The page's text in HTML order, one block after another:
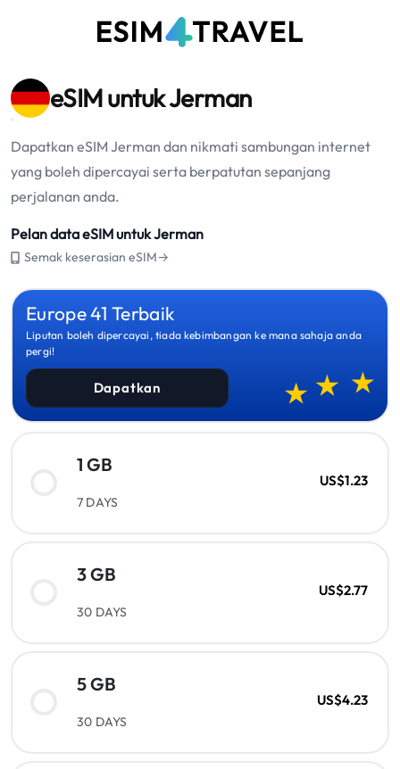
eSIM untuk Jerman
Dapatkan eSIM Jerman dan nikmati sambungan internet
yang boleh dipercayai serta berpatutan sepanjang
perjalanan anda.
Pelan data eSIM untuk Jerman
Semak keserasian eSIM→
Europe 41 Terbaik
Liputan boleh dipercayai, tiada kebimbangan ke mana sahaja anda
pergi!
Dapatkan
1 GB
7 DAYS
US$1.23
3 GB
30 DAYS
US$2.77
5 GB
30 DAYS
US$4.23